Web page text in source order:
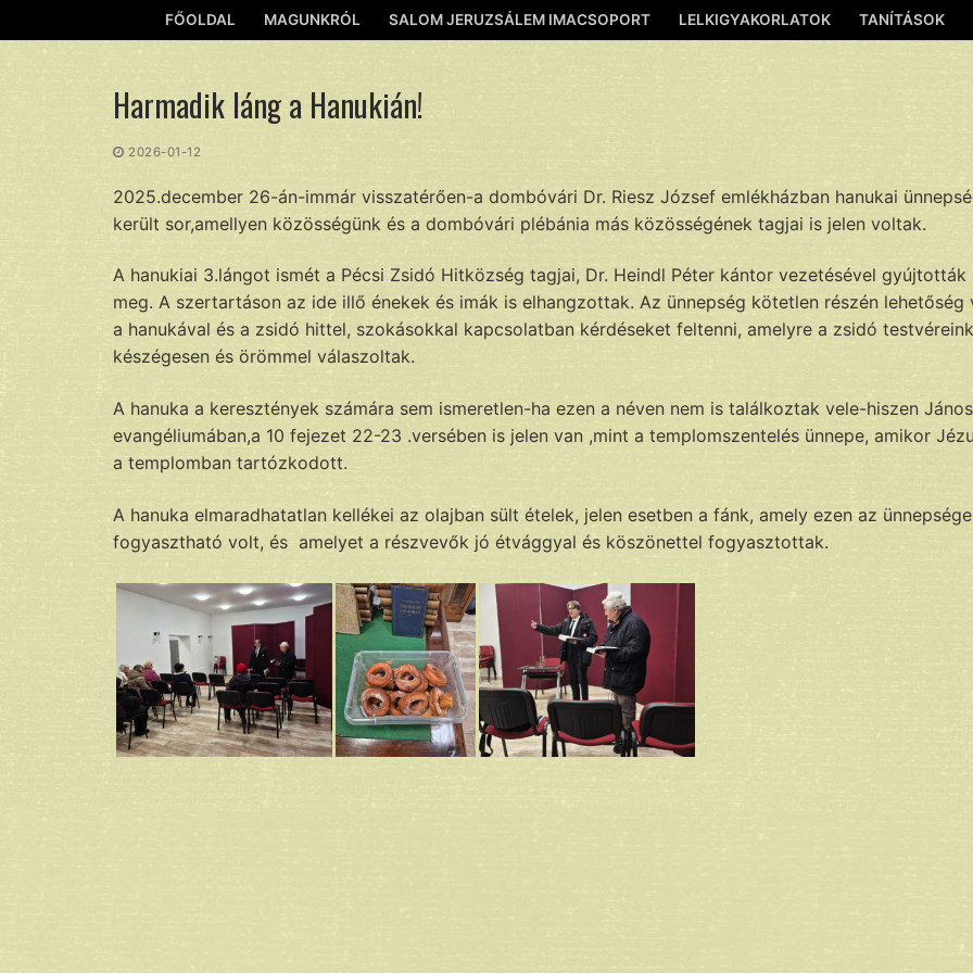
a
FŐOLDAL MAGUNKRÓL SALOM JERUZSÁLEM IMACSOPORT LELKIGYAKORLATOK TANÍTÁSOK
Harmadik láng a Hanukián!
2026-01-12
2025.december 26-án-immár visszatérően-a dombóvári Dr. Riesz József emlékházban hanukai
került sor,amellyen közösségünk és a dombóvári plébánia más közösségének tagjai is jelen voltak.
A hanukiai 3.lángot ismét a Pécsi Zsidó Hitközség tagjai, Dr. Heindl Péter kántor vezetésével gyújtották
meg. A szertartáson az ide illő énekek és imák is elhangzottak. Az ünnepség kötetlen részén lehetőség
a hanukával és a zsidó hittel, szokásokkal kapcsolatban kérdéseket feltenni, amelyre a zsidó testvéreink
készégesen és örömmel válaszoltak.
A hanuka a keresztények számára sem ismeretlen-ha ezen a néven nem is találkoztak vele-hiszen János
evangéliumában,a 10 fejezet 22-23 .versében is jelen van ,mint a templomszentelés ünnepe, amikor
a templomban tartózkodott.
A hanuka elmaradhatatlan kellékei az olajban sült ételek, jelen esetben a fánk, amely ezen az
fogyasztható volt, és amelyet a részvevők jó étvággyal és köszönettel fogyasztottak.